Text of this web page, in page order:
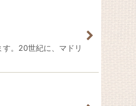
。20世紀に、マドリ